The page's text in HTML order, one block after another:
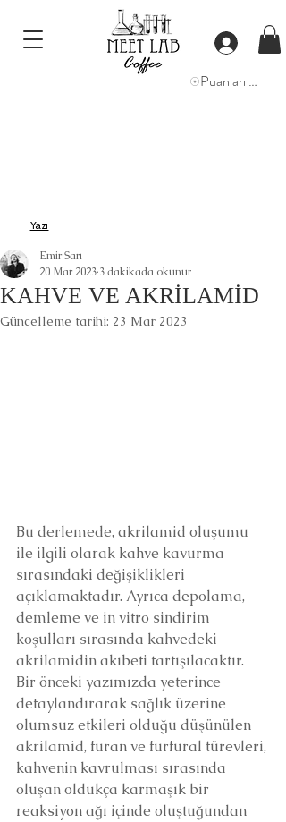
Puanları Görüntüle
Yazı
KAHVE VE AKRİLAMİD
Emir Sarı
20 Mar 2023 3 dakikada okunur
Güncelleme tarihi: 23 Mar 2023
Bu derlemede, akrilamid oluşumu
ile ilgili olarak kahve kavurma
sırasındaki değişiklikleri
açıklamaktadır. Ayrıca depolama,
demleme ve in vitro sindirim
koşulları sırasında kahvedeki
akrilamidin akıbeti tartışılacaktır.
Bir önceki yazımızda yeterince
detaylandırarak sağlık üzerine
olumsuz etkileri olduğu düşünülen
akrilamid, furan ve furfural türevleri,
kahvenin kavrulması sırasında
oluşan oldukça karmaşık bir
reaksiyon ağı içinde oluştuğundan